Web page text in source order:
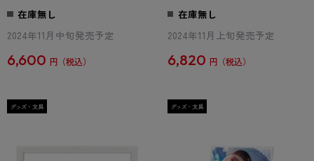
在庫無し
2024年11月中旬発売予定
6,600 円
在庫無し
2024年11月上旬発売予定
6,820 円